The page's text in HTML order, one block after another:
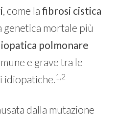
, come la fibrosi cistica
genetica mortale più
polmonare
e grave tra le
1,2
dalla mutazione